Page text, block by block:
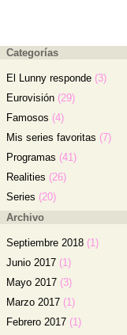
Categorías
El Lunny responde (3)
Eurovisión (29)
Famosos (4)
Mis series favoritas (7)
Programas (41)
Realities (26)
Series (20)
Archivo
Septiembre 2018 (1)
Junio 2017 (1)
Mayo 2017 (3)
Marzo 2017 (1)
Febrero 2017 (1)